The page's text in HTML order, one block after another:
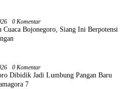
0 Komentar
Cuaca Bojonegoro, Siang Ini Berpotensi
0 Komentar
Dibidik Jadi Lumbung Pangan Baru
7